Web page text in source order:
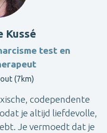
Kussé
test en
(7km)
codependente
je altijd liefdevolle,
Je vermoedt dat je